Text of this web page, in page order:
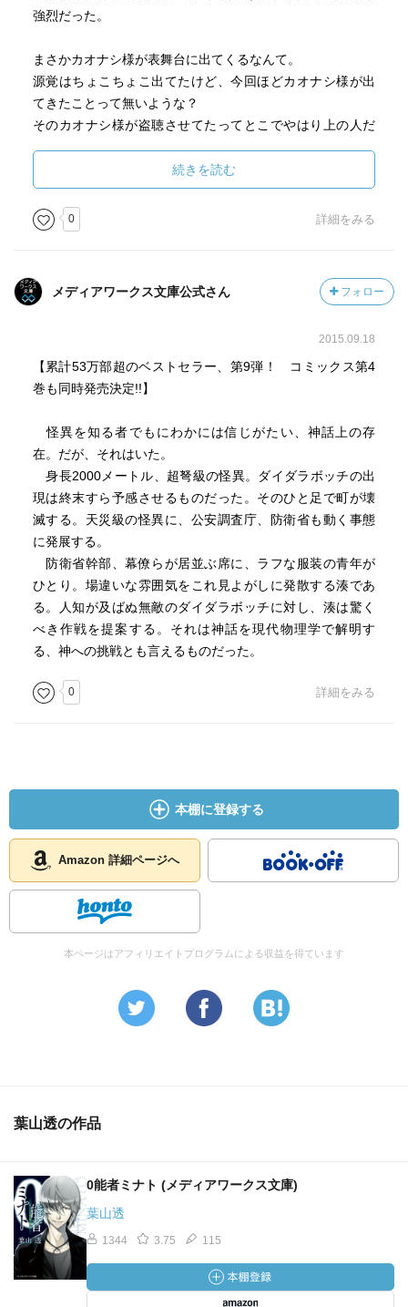
強烈だった。
まさかカオナシ様が表舞台に出てくるなんて。
源覚はちょこちょこ出てたけど、今回ほどカオナシ様が出
てきたことって無いような？
そのカオナシ様が盗聴させてたってとこでやはり上の人だ
ダイダラボッチの出現条件が酷だったな。
観測者が霊能者、御影や総本山の者。
日々あれだけ誠実であろうとしてる者達には、酷な事実。
ていたと知ったらさすがにメンタルに来てただろうなぁ。
麻酔で寝かせたのは作戦のためでもあるけど、とてもいい
淤能碁呂島とダイダラボッチが同一のものだったのには驚
いた。
ろに気付いてたら臭いなと思ったのかもしれないが、気付
かなかった。
遼遠が死んだことにびっくりした。
これからもミナトにたまに仕事を斡旋するのかと思ってワ
クワクしてたのに。
桜子も辞してしまったし…。
公安とのパイプも出来たかなと思ったら情報流してしまっ
たから暫くは無いかな。
ただ、今回陸空海軍との接点が出来たから後々何かあるか
な？
かりだったな。
山中に調査行かせたのは笑った。
最後、理彩子の鞄から依頼書抜いてったから続くみたいで
良かった。
超弩級怪異を倒したから今回で終わりかなって心配してた
けど、本当に良かった！まだまだこれからもミナトワール
ド堪能したい！
続きを読む
0 詳細をみる
メディアワークス文庫公式さん フォロー
2015.09.18
【累計53万部超のベストセラー、第9弾！ コミックス第4
巻も同時発売決定!!】
怪異を知る者でもにわかには信じがたい、神話上の存
在。だが、それはいた。
身長2000メートル、超弩級の怪異。ダイダラボッチの出
現は終末すら予感させるものだった。そのひと足で町が壊
滅する。天災級の怪異に、公安調査庁、防衛省も動く事態
に発展する。
防衛省幹部、幕僚らが居並ぶ席に、ラフな服装の青年が
ひとり。場違いな雰囲気をこれ見よがしに発散する湊であ
る。人知が及ばぬ無敵のダイダラボッチに対し、湊は驚く
べき作戦を提案する。それは神話を現代物理学で解明す
る、神への挑戦とも言えるものだった。
0 詳細をみる
本棚に登録する
Amazon 詳細ページへ
本ページはアフィリエイトプログラムによる収益を得ています
葉山透の作品
0能者ミナト (メディアワークス文庫)
葉山透
1344 3.75 115